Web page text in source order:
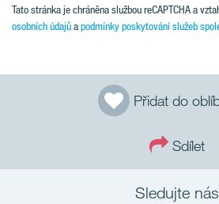
Přidat do
Sdílet
Tato stránka je chráněna službou reCAPTCHA a
osobních údajůapodmínky poskytování služeb
Sledujte nás